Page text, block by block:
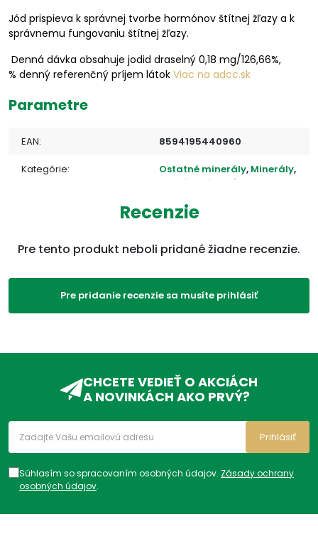
Jód prispieva k správnej tvorbe hormónov štítnej žľazy a k
správnemu fungovaniu štítnej žľazy.
Denná dávka obsahuje jodid draselný 0,18 mg/126,66%,
% denný referenčný príjem látok Viac na adcc.sk
Parametre
EAN: 8594195440960
Kategórie: Ostatné minerály, Minerály,
Imunita, vitamíny,
Recenzie
Pre tento produkt neboli pridané žiadne recenzie.
Pre pridanie recenzie sa musíte prihlásiť
CHCETE VEDIEŤ O AKCIÁCH
A NOVINKÁCH AKO PRVÝ?
Súhlasím so spracovaním osobných údajov. Zásady ochrany
osobných údajov.
Prihlásiť